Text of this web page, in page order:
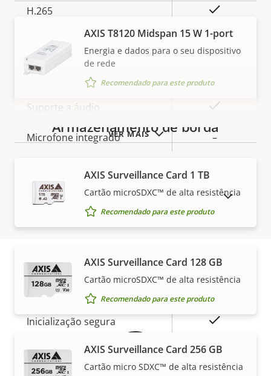
H.265
–
Áudio
Descrição
propriedade
propriedade
Suporte a áudio
Microfone integrado –
Rede
da
Classe de PoE 3
Descrição
propriedade
Valor da
propriedade
OS assinado
Inicialização segura
Secure keystore
Secure
Element (CC
VER MAIS
AXIS T8120 Midspan 15 W 1-port
Energia e dados para o seu dispositivo
de rede
Recomendado para este produto
Armazenamento de borda
AXIS Surveillance Card 1 TB
Cartão microSDXC™ de alta resistência
Recomendado para este produto
AXIS Surveillance Card 128 GB
Cartão microSDXC™ de alta resistência
Recomendado para este produto
AXIS Surveillance Card 256 GB
Cartão micro SDXC™ de alta resistência
MOSTRAR PRODUTOS DESCONTINUADOS
Garantia